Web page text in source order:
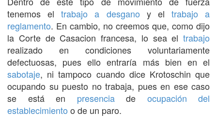
tenemos eltrabajo a desgano y el trabajo a
reglamento. En cambio, no creemos que, como dijo
la Corte de Casacion francesa, lo sea el trabajo
realizado en condiciones voluntariamente
defectuosas, pues ello entraría más bien en el
sabotaje, ni tampoco cuando dice Krotoschin que
ocupando su puesto no trabaja, pues en ese caso
se está en presenciade ocupación del
establecimiento o de un paro.